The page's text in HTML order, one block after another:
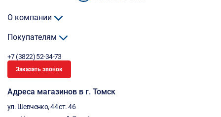
О компании
Покупателям
+7 (3822) 52-34-73
Заказать звонок
Адреса магазинов в г. Томск
ул. Шевченко, 44 ст. 46